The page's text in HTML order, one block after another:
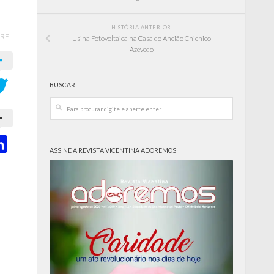
HISTÓRIA ANTERIOR
Usina Fotovoltaica na Casa do Ancião Chichico
Azevedo
BUSCAR
ASSINE A REVISTA VICENTINA ADOREMOS